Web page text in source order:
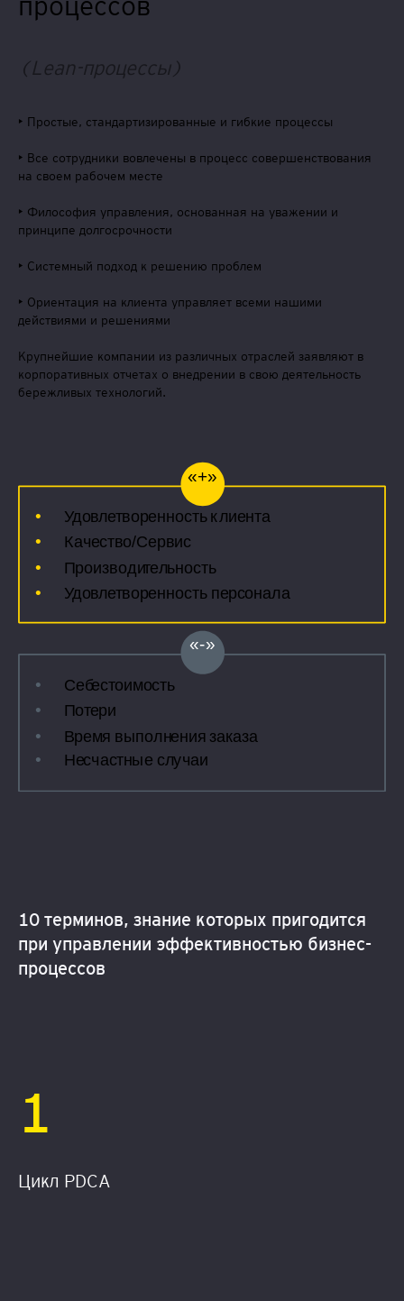
(Lean-процессы)
• Простые, стандартизированные и гибкие процессы
• Все сотрудники вовлечены в процесс совершенствования
на своем рабочем месте
• Философия управления, основанная на уважении и
принципе долгосрочности
• Системный подход к решению проблем
• Ориентация на клиента управляет всеми нашими
действиями и решениями
Крупнейшие компании из различных отраслей заявляют в
корпоративных отчетах о внедрении в свою деятельность
бережливых технологий.
10 терминов, знание которых пригодится
при управлении эффективностью бизнес-
процессов
1
Цикл PDCA